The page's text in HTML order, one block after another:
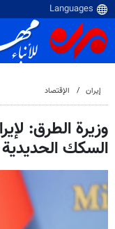
إيران الإقتصاد
وزيرة الطرق:
السكك